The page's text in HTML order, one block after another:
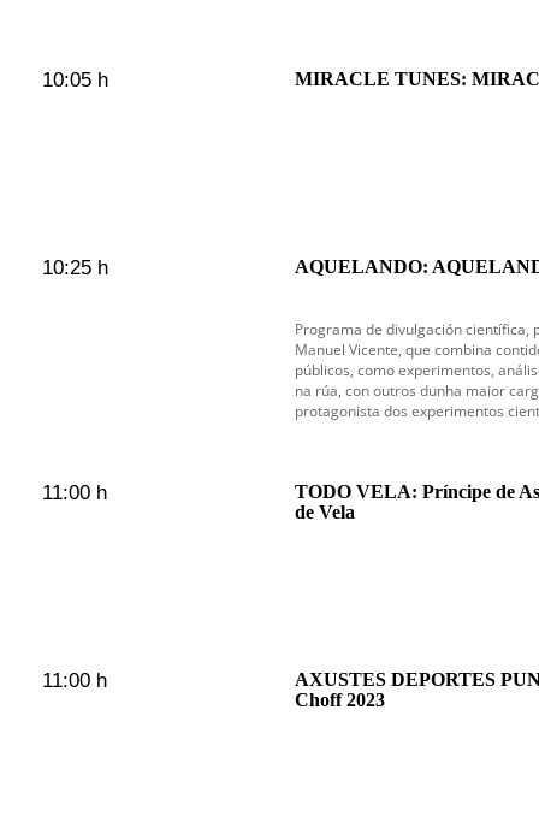
10:05 h MIRACLE TUNES:
10:25 h AQUELANDO:
Programa de divulgación científica,
Manuel Vicente, que combina
públicos, como experimentos,
na rúa, con outros dunha maior
protagonista dos experimentos
11:00 h
TODO VELA: Príncipe de
de Vela
11:00 h
AXUSTES DEPORTES
Choff 2023